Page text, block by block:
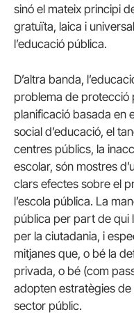
sinó el mateix principi
gratuïta, laica i
l’educació pública.
D’altra banda,
problema de protecció
planificació basada en
social d’educació, el
centres públics, la
escolar, són mostres
clars efectes sobre el
l’escola pública. La
pública per part de qui
per la ciutadania, i
mitjanes que, o bé la
privada, o bé (com
adopten estratègies de
sector públic.